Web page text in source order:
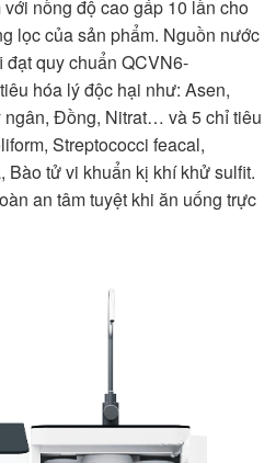
nồng độ cao gấp 10 lần cho
lọc của sản phẩm. Nguồn nước
quy chuẩn QCVN6-
hóa lý độc hại như: Asen,
Đồng, Nitrat… và 5 chỉ tiêu
Streptococci feacal,
Bào tử vi khuẩn kị khí khử sulfit.
an tâm tuyệt khi ăn uống trực